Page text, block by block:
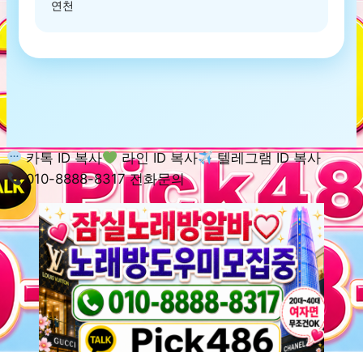
연천
카톡 ID 복사 라인 ID 복사
텔레그램 ID 복사
010-8888-8317 전화문의